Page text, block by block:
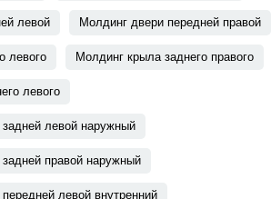
левой Молдинг двери передней правой
левого Молдинг крыла заднего правого
левого
левой наружный
правой наружный
левой внутренний